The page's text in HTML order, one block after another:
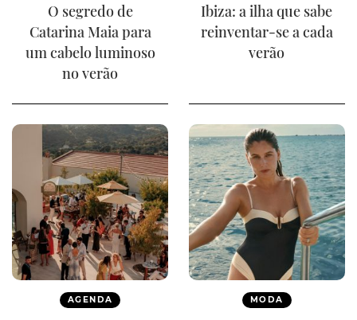
O segredo de
Catarina Maia para
um cabelo luminoso
no verão
Ibiza: a ilha que sabe
reinventar-se a cada
verão
AGENDA MODA